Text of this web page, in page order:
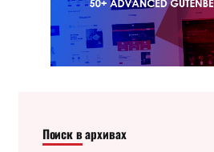
Поиск в архивах